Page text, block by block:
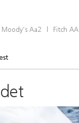
Moody’s Aa2 | Fitch AA